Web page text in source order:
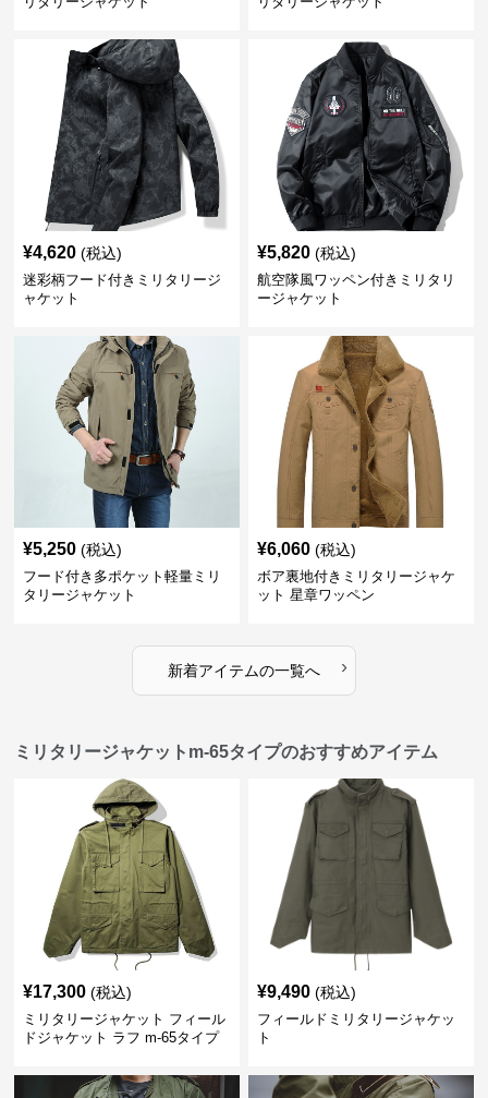
¥4,620 (税込)
迷彩柄フード付きミリタリージ
ャケット
¥5,820 (税込)
航空隊風ワッペン付きミリタリ
ージャケット
¥5,250 (税込)
フード付き多ポケット軽量ミリ
タリージャケット
¥6,060 (税込)
ボア裏地付きミリタリージャケ
ット 星章ワッペン
新着アイテムの一覧へ ›
ミリタリージャケットm-65タイプのおすすめアイテム
¥17,300 (税込)
ミリタリージャケット フィール
ドジャケット ラフ m-65タイプ
¥9,490 (税込)
フィールドミリタリージャケッ
ト